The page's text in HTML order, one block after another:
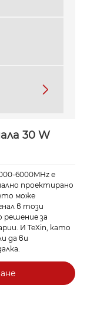

30 W
6000MHz е
проектирано
може
в този
решение за
И TeXin, като
да ви